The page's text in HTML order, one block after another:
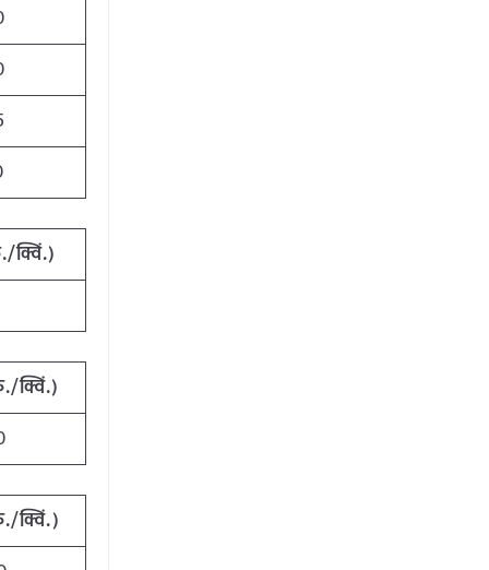
क्विं.)
क्विं.)
क्विं.)